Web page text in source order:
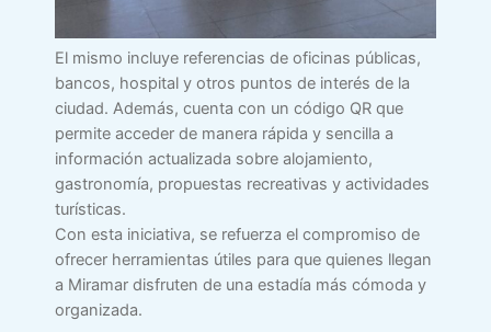
El mismo incluye referencias de oficinas públicas,
bancos, hospital y otros puntos de interés de la
ciudad. Además, cuenta con un código QR que
permite acceder de manera rápida y sencilla a
información actualizada sobre alojamiento,
gastronomía, propuestas recreativas y actividades
turísticas.
Con esta iniciativa, se refuerza el compromiso de
ofrecer herramientas útiles para que quienes llegan
a Miramar disfruten de una estadía más cómoda y
organizada.